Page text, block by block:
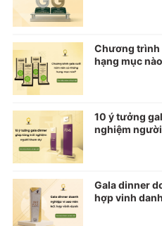
Chương trình
hạng mục
10 ý tưởng
nghiệm
Gala dinner
hợp vinh danh